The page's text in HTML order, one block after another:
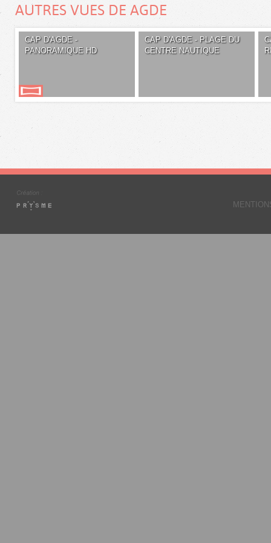
AUTRES VUES DE AGDE
CAP D'AGDE -
PANORAMIQUE HD
CAP D'AGDE - PLAGE DU
CENTRE NAUTIQUE